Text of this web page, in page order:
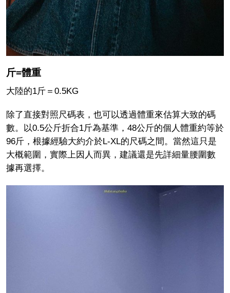
斤=體重
大陸的1斤＝ 0.5KG
除了直接對照尺碼表，也可以透過體重來估算大致的碼
數。以0.5公斤折合1斤為基準，48公斤的個人體重約等於
96斤，根據經驗大約介於L-XL的尺碼之間。當然這只是
大概範圍，實際上因人而異，建議還是先詳細量腰圍數
據再選擇。